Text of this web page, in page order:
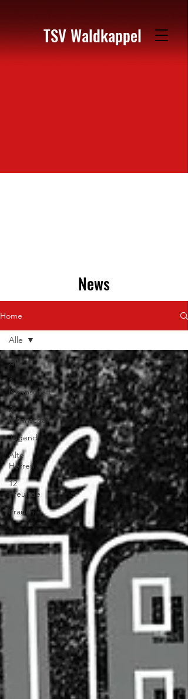
TSV Waldkappel
News
Home
Alle
1.
Mannschaft
2.
Mannschaft
Jugend
Alte
Herren
12
Freunde
Frauen
Alle